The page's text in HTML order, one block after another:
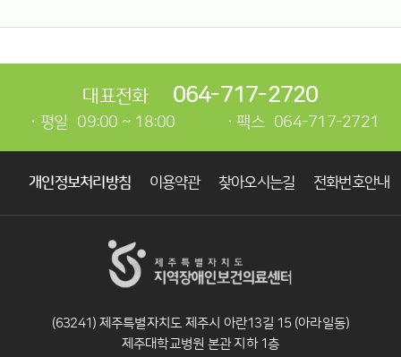
대표전화 064-717-2720
평일 09:00 ~ 18:00 팩스 064-717-2721
개인정보처리방침 이용약관 찾아오시는길 전화번호안내
(63241) 제주특별자치도 제주시 아란13길 15 (아라일동)
제주대학교병원 본관 지하 1층